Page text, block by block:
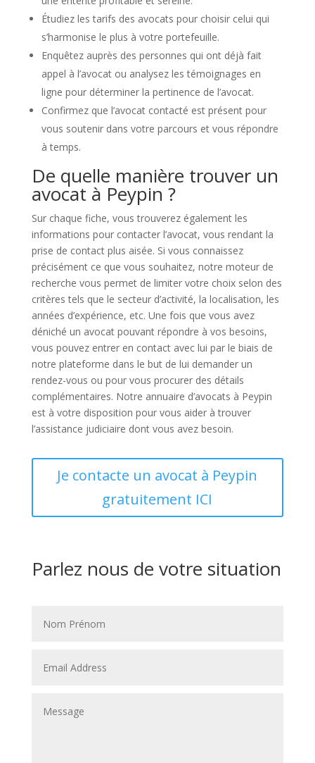
Étudiez les tarifs des avocats pour choisir celui qui
s’harmonise le plus à votre portefeuille.
Enquêtez auprès des personnes qui ont déjà fait
appel à l’avocat ou analysez les témoignages en
ligne pour déterminer la pertinence de l’avocat.
Confirmez que l’avocat contacté est présent pour
vous soutenir dans votre parcours et vous répondre
à temps.
De quelle manière trouver un
avocat à Peypin ?
Sur chaque fiche, vous trouverez également les
informations pour contacter l’avocat, vous rendant la
prise de contact plus aisée. Si vous connaissez
précisément ce que vous souhaitez, notre moteur de
recherche vous permet de limiter votre choix selon des
critères tels que le secteur d’activité, la localisation, les
années d’expérience, etc. Une fois que vous avez
déniché un avocat pouvant répondre à vos besoins,
vous pouvez entrer en contact avec lui par le biais de
notre plateforme dans le but de lui demander un
rendez-vous ou pour vous procurer des détails
complémentaires. Notre annuaire d’avocats à Peypin
est à votre disposition pour vous aider à trouver
l’assistance judiciaire dont vous avez besoin.
Je contacte un avocat à Peypin
gratuitement ICI
Parlez nous de votre situation